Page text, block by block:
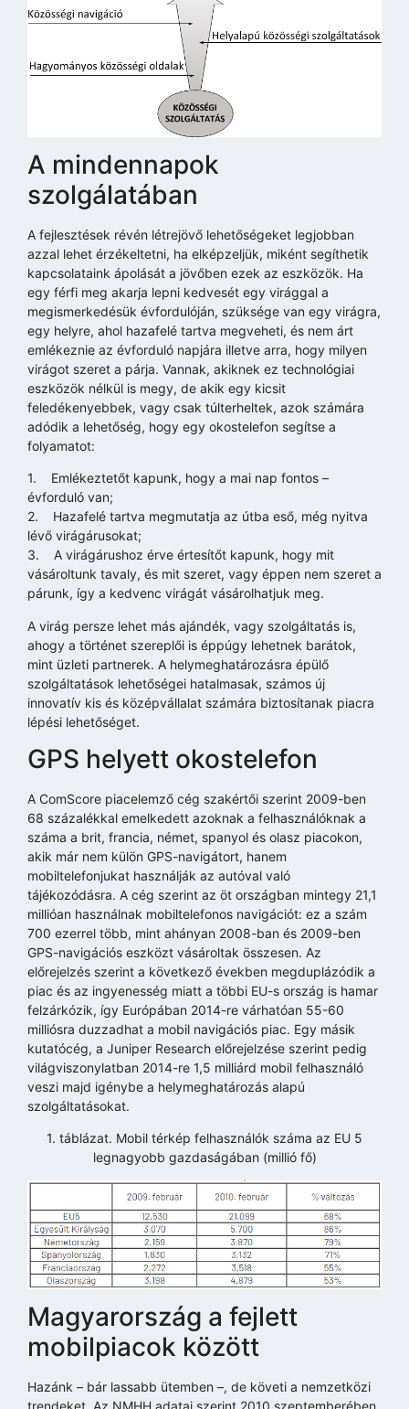
A mindennapok
szolgálatában
A fejlesztések révén létrejövő lehetőségeket legjobban
azzal lehet érzékeltetni, ha elképzeljük, miként segíthetik
kapcsolataink ápolását a jövőben ezek az eszközök. Ha
egy férfi meg akarja lepni kedvesét egy virággal a
megismerkedésük évfordulóján, szüksége van egy virágra,
egy helyre, ahol hazafelé tartva megveheti, és nem árt
emlékeznie az évforduló napjára illetve arra, hogy milyen
virágot szeret a párja. Vannak, akiknek ez technológiai
eszközök nélkül is megy, de akik egy kicsit
feledékenyebbek, vagy csak túlterheltek, azok számára
adódik a lehetőség, hogy egy okostelefon segítse a
folyamatot:
1. Emlékeztetőt kapunk, hogy a mai nap fontos –
évforduló van;
2. Hazafelé tartva megmutatja az útba eső, még nyitva
lévő virágárusokat;
3. A virágárushoz érve értesítőt kapunk, hogy mit
vásároltunk tavaly, és mit szeret, vagy éppen nem szeret a
párunk, így a kedvenc virágát vásárolhatjuk meg.
A virág persze lehet más ajándék, vagy szolgáltatás is,
ahogy a történet szereplői is éppúgy lehetnek barátok,
mint üzleti partnerek. A helymeghatározásra épülő
szolgáltatások lehetőségei hatalmasak, számos új
innovatív kis és középvállalat számára biztosítanak piacra
lépési lehetőséget.
GPS helyett okostelefon
A ComScore piacelemző cég szakértői szerint 2009-ben
68 százalékkal emelkedett azoknak a felhasználóknak a
száma a brit, francia, német, spanyol és olasz piacokon,
akik már nem külön GPS-navigátort, hanem
mobiltelefonjukat használják az autóval való
tájékozódásra. A cég szerint az öt országban mintegy 21,1
millióan használnak mobiltelefonos navigációt: ez a szám
700 ezerrel több, mint ahányan 2008-ban és 2009-ben
GPS-navigációs eszközt vásároltak összesen. Az
előrejelzés szerint a következő években megduplázódik a
piac és az ingyenesség miatt a többi EU-s ország is hamar
felzárkózik, így Európában 2014-re várhatóan 55-60
milliósra duzzadhat a mobil navigációs piac. Egy másik
kutatócég, a Juniper Research előrejelzése szerint pedig
világviszonylatban 2014-re 1,5 milliárd mobil felhasználó
veszi majd igénybe a helymeghatározás alapú
szolgáltatásokat.
1. táblázat. Mobil térkép felhasználók száma az EU 5
legnagyobb gazdaságában (millió fő)
Magyarország a fejlett
mobilpiacok között
Hazánk – bár lassabb ütemben –, de követi a nemzetközi